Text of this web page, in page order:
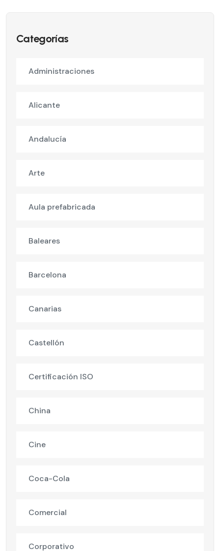
Categorías
Administraciones
Alicante
Andalucía
Arte
Aula prefabricada
Baleares
Barcelona
Canarias
Castellón
Certificación ISO
China
Cine
Coca-Cola
Comercial
Corporativo